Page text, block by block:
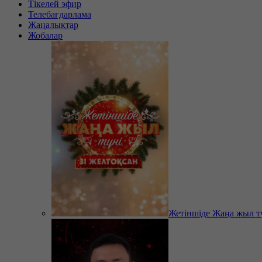
Тікелей эфир
Телебағдарлама
Жаңалықтар
Жобалар
Жетіншіде Жаңа жыл